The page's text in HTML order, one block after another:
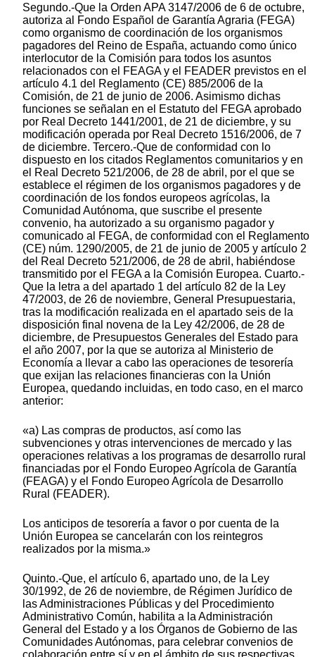
Segundo.-Que la Orden APA 3147/2006 de 6 de octubre,
autoriza al Fondo Español de Garantía Agraria (FEGA)
como organismo de coordinación de los organismos
pagadores del Reino de España, actuando como único
interlocutor de la Comisión para todos los asuntos
relacionados con el FEAGA y el FEADER previstos en el
artículo 4.1 del Reglamento (CE) 885/2006 de la
Comisión, de 21 de junio de 2006. Asimismo dichas
funciones se señalan en el Estatuto del FEGA aprobado
por Real Decreto 1441/2001, de 21 de diciembre, y su
modificación operada por Real Decreto 1516/2006, de 7
de diciembre. Tercero.-Que de conformidad con lo
dispuesto en los citados Reglamentos comunitarios y en
el Real Decreto 521/2006, de 28 de abril, por el que se
establece el régimen de los organismos pagadores y de
coordinación de los fondos europeos agrícolas, la
Comunidad Autónoma, que suscribe el presente
convenio, ha autorizado a su organismo pagador y
comunicado al FEGA, de conformidad con el Reglamento
(CE) núm. 1290/2005, de 21 de junio de 2005 y artículo 2
del Real Decreto 521/2006, de 28 de abril, habiéndose
transmitido por el FEGA a la Comisión Europea. Cuarto.-
Que la letra a del apartado 1 del artículo 82 de la Ley
47/2003, de 26 de noviembre, General Presupuestaria,
tras la modificación realizada en el apartado seis de la
disposición final novena de la Ley 42/2006, de 28 de
diciembre, de Presupuestos Generales del Estado para
el año 2007, por la que se autoriza al Ministerio de
Economía a llevar a cabo las operaciones de tesorería
que exijan las relaciones financieras con la Unión
Europea, quedando incluidas, en todo caso, en el marco
anterior:
«a) Las compras de productos, así como las
subvenciones y otras intervenciones de mercado y las
operaciones relativas a los programas de desarrollo rural
financiadas por el Fondo Europeo Agrícola de Garantía
(FEAGA) y el Fondo Europeo Agrícola de Desarrollo
Rural (FEADER).
Los anticipos de tesorería a favor o por cuenta de la
Unión Europea se cancelarán con los reintegros
realizados por la misma.»
Quinto.-Que, el artículo 6, apartado uno, de la Ley
30/1992, de 26 de noviembre, de Régimen Jurídico de
las Administraciones Públicas y del Procedimiento
Administrativo Común, habilita a la Administración
General del Estado y a los Órganos de Gobierno de las
Comunidades Autónomas, para celebrar convenios de
colaboración entre sí y en el ámbito de sus respectivas